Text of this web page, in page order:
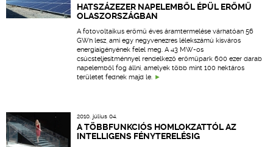
HATSZÁZEZER NAPELEMBŐL ÉPÜL ERŐMŰ
OLASZORSZÁGBAN
A fotovoltaikus erőmű éves áramtermelése várhatóan 56
GWh lesz, ami egy negyvenezres lélekszámú kisváros
energiaigényének felel meg. A 43 MW-os
csúcsteljesítménnyel rendelkező erőműpark 600 ezer darab
napelemből fog állni, amelyek több mint 100 hektáros
területet fednek majd le.
2010. július 04.
A TÖBBFUNKCIÓS HOMLOKZATTÓL AZ
INTELLIGENS FÉNYTERELÉSIG